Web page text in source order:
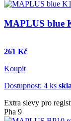
MAPLUS blue
261 Kč
Koupit
Dostupnost: 4 ks
Extra slevy pro
Pha 9